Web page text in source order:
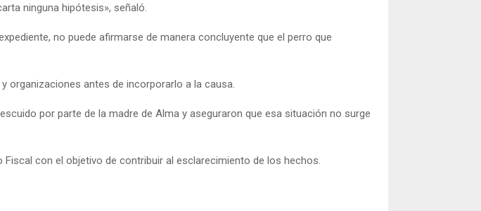
ninguna hipótesis», señaló.
no puede afirmarse de manera concluyente que el perro que
organizaciones antes de incorporarlo a la causa.
por parte de la madre de Alma y aseguraron que esa situación no surge
con el objetivo de contribuir al esclarecimiento de los hechos.